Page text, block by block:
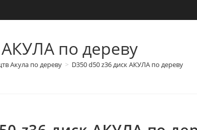
АКУЛА по дереву
Акула по дереву > D350 d50 z36 диск АКУЛА по дереву